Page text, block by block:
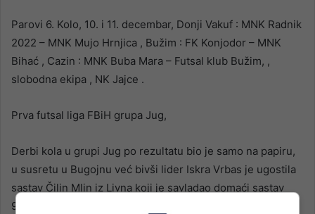
Parovi 6. Kolo, 10. i 11. decembar, Donji Vakuf : MNK Radnik
2022 – MNK Mujo Hrnjica , Bužim : FK Konjodor – MNK
Bihać , Cazin : MNK Buba Mara – Futsal klub Bužim, ,
slobodna ekipa , NK Jajce .
Prva futsal liga FBiH grupa Jug,
Derbi kola u grupi Jug po rezultatu bio je samo na papiru,
u susretu u Bugojnu već bivši lider Iskra Vrbas je ugostila
sastav Čilin Mlin iz Livna koji je savladao domaći sastav
9:3, Stjepan Krezo je postigao četiri gola za Livnjake, a,